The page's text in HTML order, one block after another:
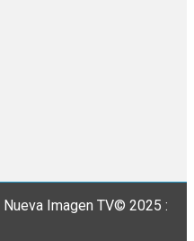
Imagen TV© 2025 :